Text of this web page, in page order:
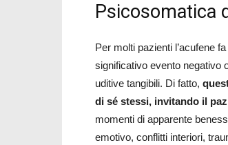
Psicosomatica
Per molti pazienti l’acufene
significativo evento negativo
uditive tangibili. Di fatto,
di sé stessi, invitando il
momenti di apparente
emotivo, conflitti interiori,